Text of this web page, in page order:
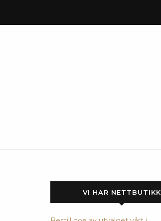
VI HAR NETTBUTIKK